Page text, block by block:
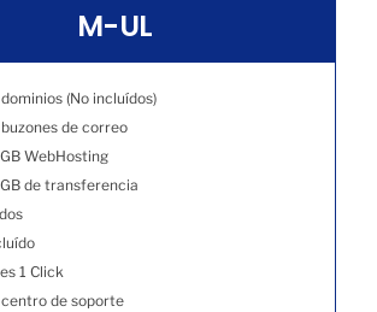
M-UL
(No incluídos)
de correo
WebHosting
de transferencia
1 Click
de soporte